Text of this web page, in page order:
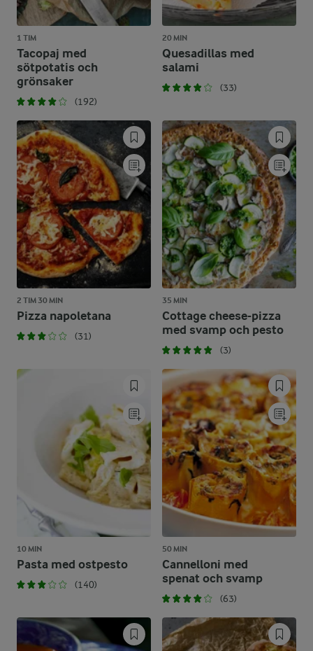
1 TIM
Tacopaj med
sötpotatis och
grönsaker
(192)
20 MIN
Quesadillas med
salami
(33)
2 TIM 30 MIN
Pizza napoletana
(31)
35 MIN
Cottage cheese-pizza
med svamp och pesto
(3)
10 MIN
Pasta med ostpesto
(140)
50 MIN
Cannelloni med
spenat och svamp
(63)